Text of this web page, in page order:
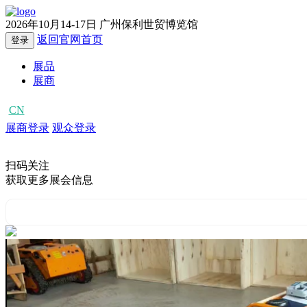
2026年10月14-17日 广州保利世贸博览馆
登录 返回官网首页
展品
展商
CN
展商登录 观众登录
扫码关注
获取更多展会信息